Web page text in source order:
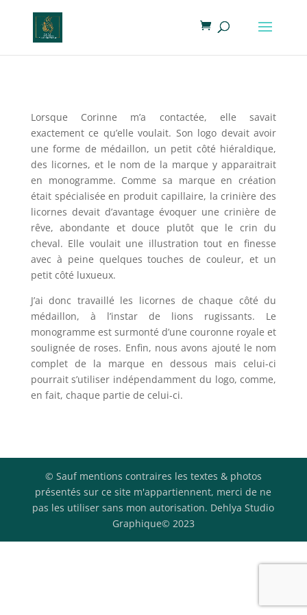
Lorsque Corinne m’a contactée, elle savait
exactement ce qu’elle voulait. Son logo devait avoir
une forme de médaillon, un petit côté hiéraldique,
des licornes, et le nom de la marque y apparaitrait
en monogramme. Comme sa marque en création
était spécialisée en produit capillaire, la crinière des
licornes devait d’avantage évoquer une crinière de
rêve, abondante et douce plutôt que le crin du
cheval. Elle voulait une illustration tout en finesse
avec à peine quelques touches de couleur, et un
petit côté luxueux.
J’ai donc travaillé les licornes de chaque côté du
médaillon, à l’instar de lions rugissants. Le
monogramme est surmonté d’une couronne royale et
soulignée de roses. Enfin, nous avons ajouté le nom
complet de la marque en dessous mais celui-ci
pourrait s’utiliser indépendamment du logo, comme,
en fait, chaque partie de celui-ci.
© Sauf mentions contraires les textes & photos
présentés sur ce site m'appartiennent, merci de ne
pas les utiliser sans mon autorisation. Dehlya Studio
Graphique© 2023